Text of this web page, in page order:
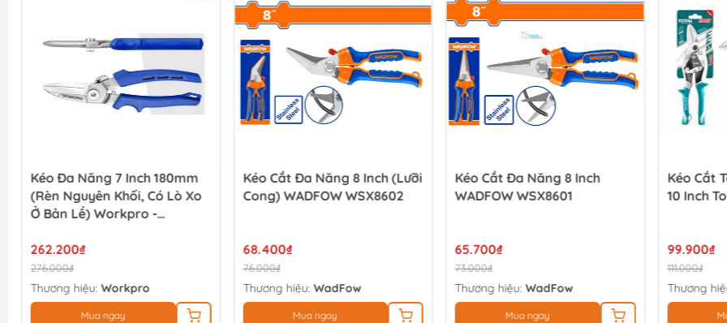
Kéo Đa Năng 7 Inch 180mm
(Rèn Nguyên Khối, Có Lò Xo
Ở Bản Lề) Workpro -
262.200₫
276.000₫
Thương hiệu:Workpro
Mua ngay
Kéo Cắt Đa Năng 8 Inch (Lưỡi
Cong) WADFOW WSX8602
68.400₫
76.000₫
Thương hiệu:WadFow
Mua ngay
Kéo Cắt Đa Năng 8 Inch
WADFOW WSX8601
65.700₫
73.000₫
Thương hiệu:WadFow
Mua ngay
Kéo Cắt
10 Inch
99.900₫
111.000₫
Thương